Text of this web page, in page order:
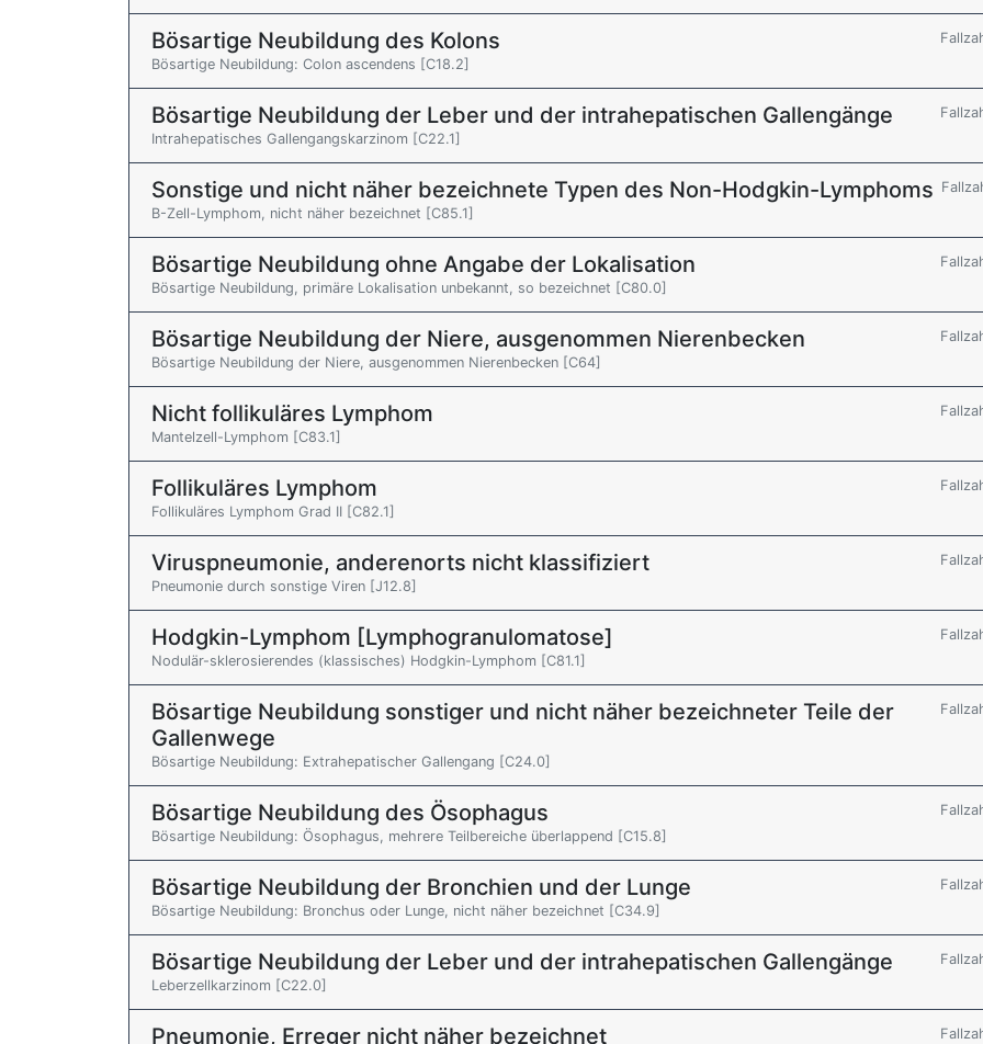
Bösartige Neubildung des Kolons
Bösartige Neubildung: Colon ascendens [C18.2]
Bösartige Neubildung der Leber und der intrahepatischen Gallengänge
Intrahepatisches Gallengangskarzinom [C22.1]
Sonstige und nicht näher bezeichnete Typen des Non-Hodgkin-Lymphoms
B-Zell-Lymphom, nicht näher bezeichnet [C85.1]
Bösartige Neubildung ohne Angabe der Lokalisation
Bösartige Neubildung, primäre Lokalisation unbekannt, so bezeichnet [C80.0]
Bösartige Neubildung der Niere, ausgenommen Nierenbecken
Bösartige Neubildung der Niere, ausgenommen Nierenbecken [C64]
Nicht follikuläres Lymphom
Mantelzell-Lymphom [C83.1]
Follikuläres Lymphom
Follikuläres Lymphom Grad II [C82.1]
Viruspneumonie, anderenorts nicht klassifiziert
Pneumonie durch sonstige Viren [J12.8]
Hodgkin-Lymphom [Lymphogranulomatose]
Nodulär-sklerosierendes (klassisches) Hodgkin-Lymphom [C81.1]
Bösartige Neubildung sonstiger und nicht näher bezeichneter Teile der
Gallenwege
Bösartige Neubildung: Extrahepatischer Gallengang [C24.0]
Bösartige Neubildung des Ösophagus
Bösartige Neubildung: Ösophagus, mehrere Teilbereiche überlappend [C15.8]
Bösartige Neubildung der Bronchien und der Lunge
Bösartige Neubildung: Bronchus oder Lunge, nicht näher bezeichnet [C34.9]
Bösartige Neubildung der Leber und der intrahepatischen Gallengänge
Leberzellkarzinom [C22.0]
Pneumonie, Erreger nicht näher bezeichnet